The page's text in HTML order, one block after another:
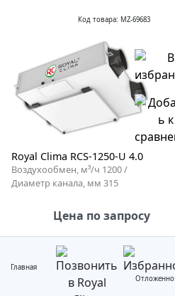
Код товара: MZ-69683
Royal Clima RCS-1250-U 4.0
Воздухообмен, м³/ч 1200 /
Диаметр канала, мм 315
Цена по запросу
Главная
Отложенно